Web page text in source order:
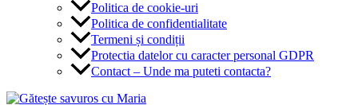
Politica de cookie-uri
Politica de confidentialitate
Termeni și condiții
Protectia datelor cu caracter personal GDPR
Contact – Unde ma puteti contacta?